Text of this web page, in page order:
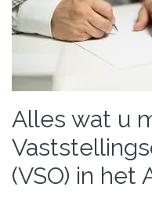
Alles wat u
(VSO) in het